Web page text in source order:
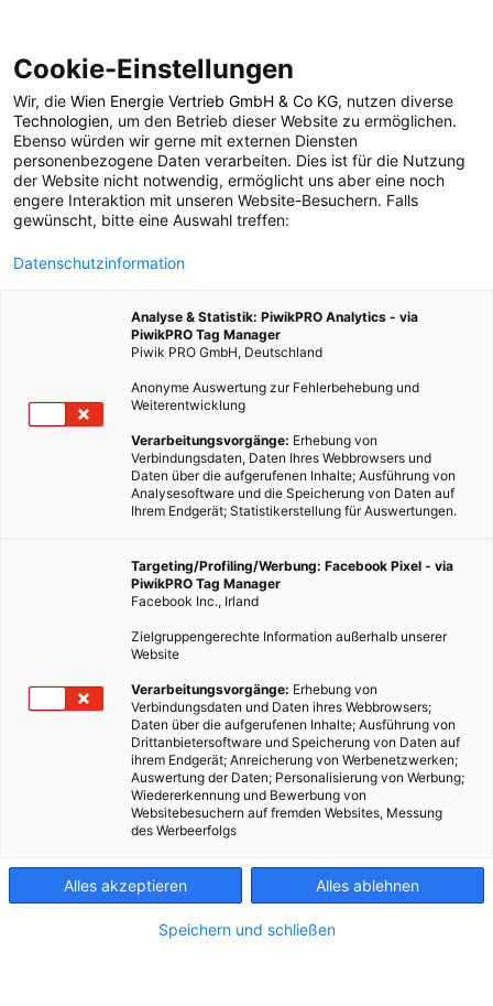
POSTS BY TAG
Hive
1 BEITRAG
Cookie-Einstellungen
Wir, die Wien Energie Vertrieb GmbH & Co KG, nutzen diverse
Technologien, um den Betrieb dieser Website zu ermöglichen.
Ebenso würden wir gerne mit externen Diensten
personenbezogene Daten verarbeiten. Dies ist für die Nutzung
der Website nicht notwendig, ermöglicht uns aber eine noch
engere Interaktion mit unseren Website-Besuchern. Falls
gewünscht, bitte eine Auswahl treffen:
Datenschutzinformation
Analyse & Statistik: PiwikPRO Analytics - via
PiwikPRO Tag Manager
Piwik PRO GmbH, Deutschland
Anonyme Auswertung zur Fehlerbehebung und
Weiterentwicklung
Verarbeitungsvorgänge: Erhebung von
Verbindungsdaten, Daten Ihres Webbrowsers und
Daten über die aufgerufenen Inhalte; Ausführung von
Analysesoftware und die Speicherung von Daten auf
Ihrem Endgerät; Statistikerstellung für Auswertungen.
Targeting/Profiling/Werbung: Facebook Pixel - via
PiwikPRO Tag Manager
Facebook Inc., Irland
Zielgruppengerechte Information außerhalb unserer
Website
Verarbeitungsvorgänge: Erhebung von
Verbindungsdaten und Daten ihres Webbrowsers;
Daten über die aufgerufenen Inhalte; Ausführung von
Drittanbietersoftware und Speicherung von Daten auf
ihrem Endgerät; Anreicherung von Werbenetzwerken;
Auswertung der Daten; Personalisierung von Werbung;
Wiedererkennung und Bewerbung von
Websitebesuchern auf fremden Websites, Messung
des Werbeerfolgs
Alles akzeptieren Alles ablehnen
Speichern und schließen